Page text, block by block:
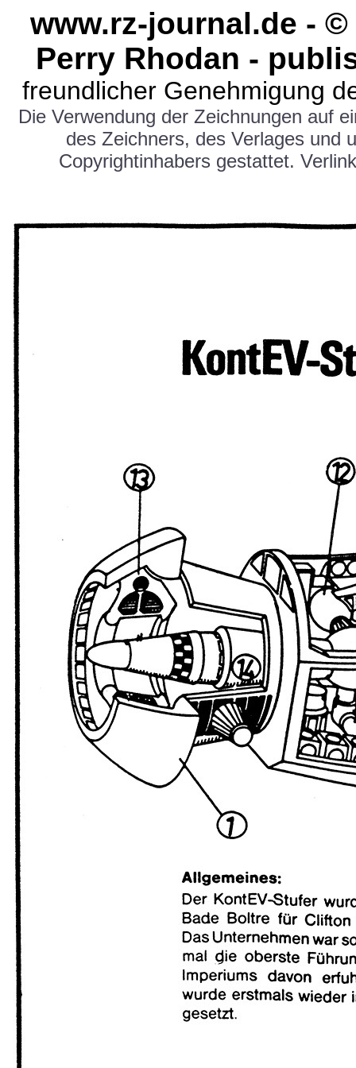
www.rz-journal.de -
Perry Rhodan -
freundlicher Genehmigung
Die Verwendung der Zeichnungen auf
des Zeichners, des Verlages und
Copyrightinhabers gestattet.